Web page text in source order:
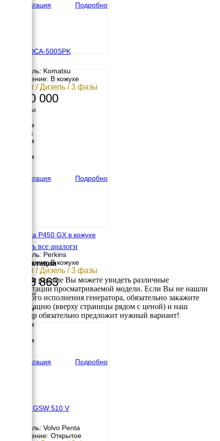
Консультация
Подробно
Denyo DCA-500SPK
Двигатель: Komatsu
Исполнение: В кожухе
360 кВт / Дизель / 3 фазы
9 600 000
Размеры
5480 мм
Ширина
1650 мм
2400 мм
Консультация
Подробно
Onis Visa P450 GX в кожухе
Двигатель: Perkins
Исполнение: В кожухе
364 кВт / Дизель / 3 фазы
6 173 863
Размеры
4500 мм
Ширина
1840 мм
2540 мм
Консультация
Подробно
Pramac GSW 510 V
Двигатель: Volvo Penta
Исполнение: Открытое
Смотреть все аналоги
Комплектации
В данном разделе Вы можете увидеть различные
комплектации просматриваемой модели. Если Вы не нашли
требуемого исполнения генератора, обязательно закажите
консультацию (вверху страницы рядом с ценой) и наш
менеджер обязательно предложит нужный вариант!